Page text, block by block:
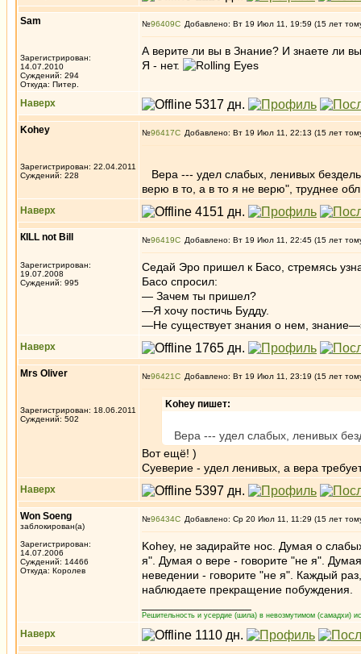
Sam
Зарегистрирован:
14.07.2010
Суждений: 294
Откуда: Питер.
№96409 Добавлено: Вт 19 Июл 11, 19:59 (15 лет
А верите ли вы в Знание? И знаете ли
Я - нет.
Наверх
Kohey
Зарегистрирован: 22.04.2011
Суждений: 228
№96417 Добавлено: Вт 19 Июл 11, 22:13 (15 лет
Вера --- удел слабых, ленивых
верю в то, а в то я не верю", труднее
Наверх
КILL not Вill
Зарегистрирован:
19.07.2008
Суждений: 995
№96419 Добавлено: Вт 19 Июл 11, 22:45 (15 лет
Седай Эро пришел к Басо, стремясь
Басо спросил:
— Зачем ты пришел?
—Я хочу постичь Будду.
—Не существует знания о нем,
Наверх
Mrs Oliver
Зарегистрирован: 18.06.2011
Суждений: 502
№96421 Добавлено: Вт 19 Июл 11, 23:19 (15 лет
Kohey пишет:
Вера --- удел слабых, ленивых
Вот ещё! )
Суеверие - удел ленивых, а вера
Наверх
Won Soeng
заблокирован(а)
Зарегистрирован:
14.07.2006
Суждений: 14466
Откуда: Королев
№96434 Добавлено: Ср 20 Июл 11, 11:29 (15 лет
Kohey, не задирайте нос. Думая о
я". Думая о вере - говорите "не я".
неведении - говорите "не я". Каждый
наблюдаете прекращение побуждения.
Решительность и усердие (шила) в невозмутимом (самадхи)
Наверх